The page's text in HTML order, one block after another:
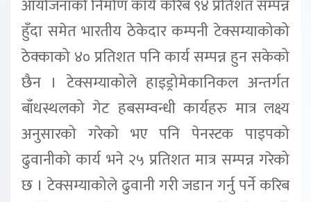
आयोजनाको निर्माण कार्य करिब ९४ प्रतिशत सम्पन्न
हुँदा समेत भारतीय ठेकेदार कम्पनी टेक्सम्याकोको
ठेक्काको ४० प्रतिशत पनि कार्य सम्पन्न हुन सकेको
छैन । टेक्सम्याकोले हाइड्रोमेकानिकल अन्तर्गत
बाँधस्थलको गेट हबसम्वन्धी कार्यहरु मात्र लक्ष्य
अनुसारको गरेको भए पनि पेनस्टक पाइपको
ढुवानीको कार्य भने २५ प्रतिशत मात्र सम्पन्न गरेको
छ । टेक्सम्याकोले ढुवानी गरी जडान गर्नु पर्ने करिब